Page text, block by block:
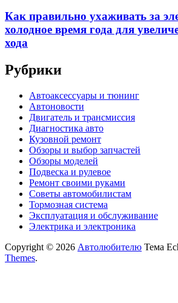
Как правильно ухаживать за
холодное время года для
хода
Рубрики
Автоаксессуары и тюнинг
Автоновости
Двигатель и трансмиссия
Диагностика авто
Кузовной ремонт
Обзоры и выбор запчастей
Обзоры моделей
Подвеска и рулевое
Ремонт своими руками
Советы автомобилистам
Тормозная система
Эксплуатация и обслуживание
Электрика и электроника
Copyright © 2026 Автолюбителю Тема
Themes.